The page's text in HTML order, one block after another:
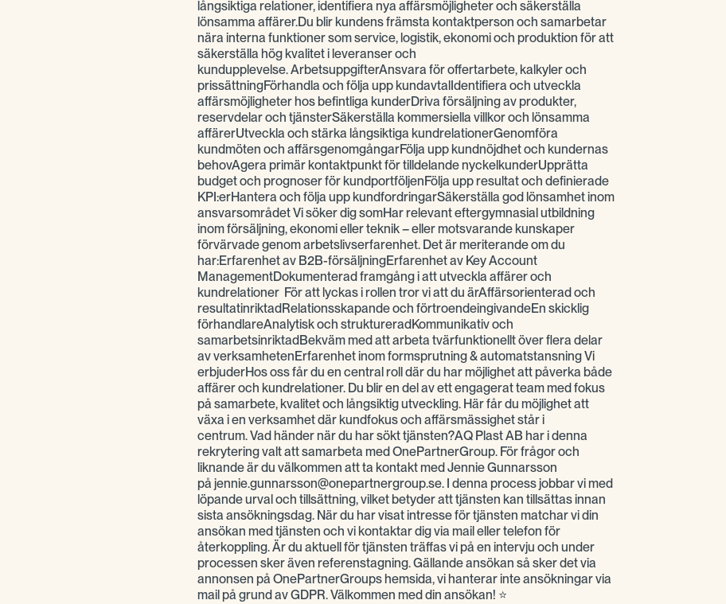
långsiktiga relationer, identifiera nya affärsmöjligheter och säkerställa
lönsamma affärer.Du blir kundens främsta kontaktperson och samarbetar
nära interna funktioner som service, logistik, ekonomi och produktion för att
säkerställa hög kvalitet i leveranser och
kundupplevelse. ArbetsuppgifterAnsvara för offertarbete, kalkyler och
prissättningFörhandla och följa upp kundavtalIdentifiera och utveckla
affärsmöjligheter hos befintliga kunderDriva försäljning av produkter,
reservdelar och tjänsterSäkerställa kommersiella villkor och lönsamma
affärerUtveckla och stärka långsiktiga kundrelationerGenomföra
kundmöten och affärsgenomgångarFölja upp kundnöjdhet och kundernas
behovAgera primär kontaktpunkt för tilldelande nyckelkunderUpprätta
budget och prognoser för kundportföljenFölja upp resultat och definierade
KPI:erHantera och följa upp kundfordringarSäkerställa god lönsamhet inom
ansvarsområdet Vi söker dig somHar relevant eftergymnasial utbildning
inom försäljning, ekonomi eller teknik – eller motsvarande kunskaper
förvärvade genom arbetslivserfarenhet. Det är meriterande om du
har:Erfarenhet av B2B-försäljningErfarenhet av Key Account
ManagementDokumenterad framgång i att utveckla affärer och
kundrelationer För att lyckas i rollen tror vi att du ärAffärsorienterad och
resultatinriktadRelationsskapande och förtroendeingivandeEn skicklig
förhandlareAnalytisk och struktureradKommunikativ och
samarbetsinriktadBekväm med att arbeta tvärfunktionellt över flera delar
av verksamhetenErfarenhet inom formsprutning & automatstansning Vi
erbjuderHos oss får du en central roll där du har möjlighet att påverka både
affärer och kundrelationer. Du blir en del av ett engagerat team med fokus
på samarbete, kvalitet och långsiktig utveckling. Här får du möjlighet att
växa i en verksamhet där kundfokus och affärsmässighet står i
centrum. Vad händer när du har sökt tjänsten?AQ Plast AB har i denna
rekrytering valt att samarbeta med OnePartnerGroup. För frågor och
liknande är du välkommen att ta kontakt med Jennie Gunnarsson
på jennie.gunnarsson@onepartnergroup.se. I denna process jobbar vi med
löpande urval och tillsättning, vilket betyder att tjänsten kan tillsättas innan
sista ansökningsdag. När du har visat intresse för tjänsten matchar vi din
ansökan med tjänsten och vi kontaktar dig via mail eller telefon för
återkoppling. Är du aktuell för tjänsten träffas vi på en intervju och under
processen sker även referenstagning. Gällande ansökan så sker det via
annonsen på OnePartnerGroups hemsida, vi hanterar inte ansökningar via
mail på grund av GDPR. Välkommen med din ansökan! ⭐